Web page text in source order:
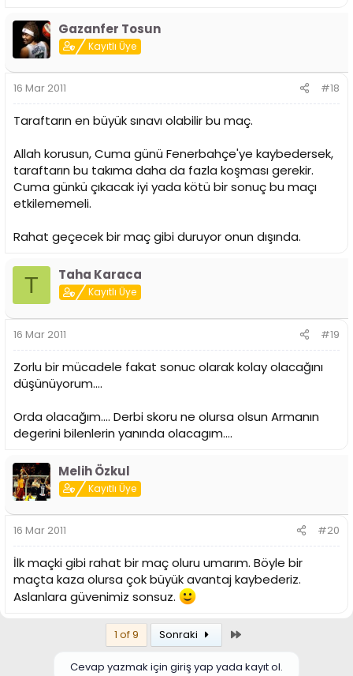
Gazanfer Tosun
Kayıtlı Üye
16 Mar 2011 #18
Taraftarın en büyük sınavı olabilir bu maç.
Allah korusun, Cuma günü Fenerbahçe'ye kaybedersek,
taraftarın bu takıma daha da fazla koşması gerekir.
Cuma günkü çıkacak iyi yada kötü bir sonuç bu maçı
etkilememeli.
Rahat geçecek bir maç gibi duruyor onun dışında.
T Taha Karaca
Kayıtlı Üye
16 Mar 2011 #19
Zorlu bir mücadele fakat sonuc olarak kolay olacağını
düşünüyorum....
Orda olacağım.... Derbi skoru ne olursa olsun Armanın
degerini bilenlerin yanında olacagım....
Melih Özkul
Kayıtlı Üye
16 Mar 2011 #20
İlk maçki gibi rahat bir maç oluru umarım. Böyle bir
maçta kaza olursa çok büyük avantaj kaybederiz.
Aslanlara güvenimiz sonsuz.
1 of 9 Sonraki
Cevap yazmak için giriş yap yada kayıt ol.